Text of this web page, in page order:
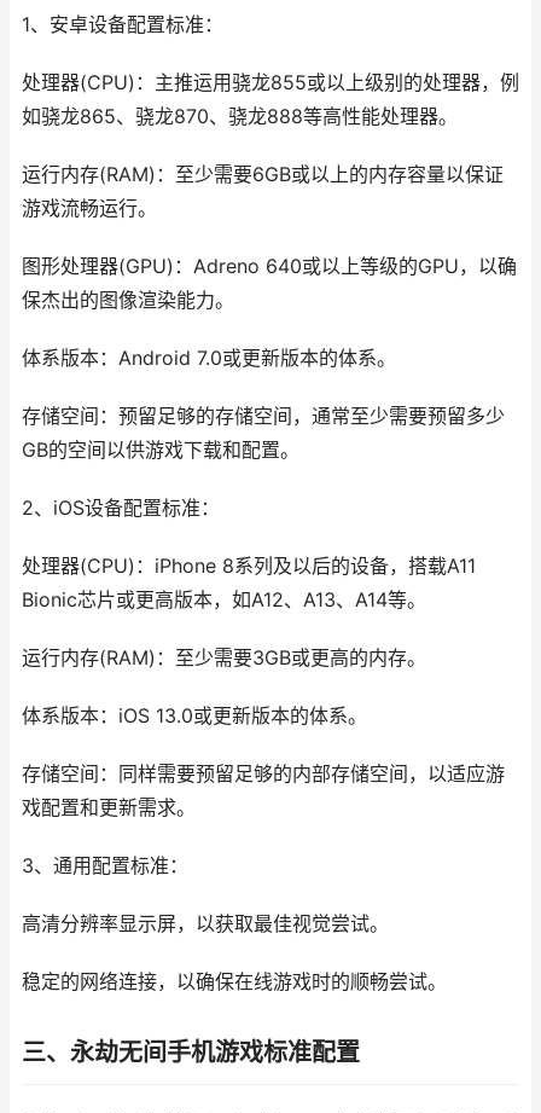
1、安卓设备配置标准：
处理器(CPU)：主推运用骁龙855或以上级别的处理器，例
如骁龙865、骁龙870、骁龙888等高性能处理器。
运行内存(RAM)：至少需要6GB或以上的内存容量以保证
游戏流畅运行。
图形处理器(GPU)：Adreno 640或以上等级的GPU，以确
保杰出的图像渲染能力。
体系版本：Android 7.0或更新版本的体系。
存储空间：预留足够的存储空间，通常至少需要预留多少
GB的空间以供游戏下载和配置。
2、iOS设备配置标准：
处理器(CPU)：iPhone 8系列及以后的设备，搭载A11
Bionic芯片或更高版本，如A12、A13、A14等。
运行内存(RAM)：至少需要3GB或更高的内存。
体系版本：iOS 13.0或更新版本的体系。
存储空间：同样需要预留足够的内部存储空间，以适应游
戏配置和更新需求。
3、通用配置标准：
高清分辨率显示屏，以获取最佳视觉尝试。
稳定的网络连接，以确保在线游戏时的顺畅尝试。
三、永劫无间手机游戏标准配置